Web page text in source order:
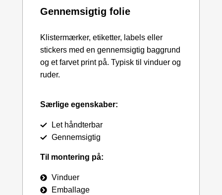
Gennemsigtig folie
Klistermærker, etiketter, labels eller
stickers med en gennemsigtig baggrund
og et farvet print på. Typisk til vinduer og
ruder.
Særlige egenskaber:
Let håndterbar
Gennemsigtig
Til montering på:
Vinduer
Emballage